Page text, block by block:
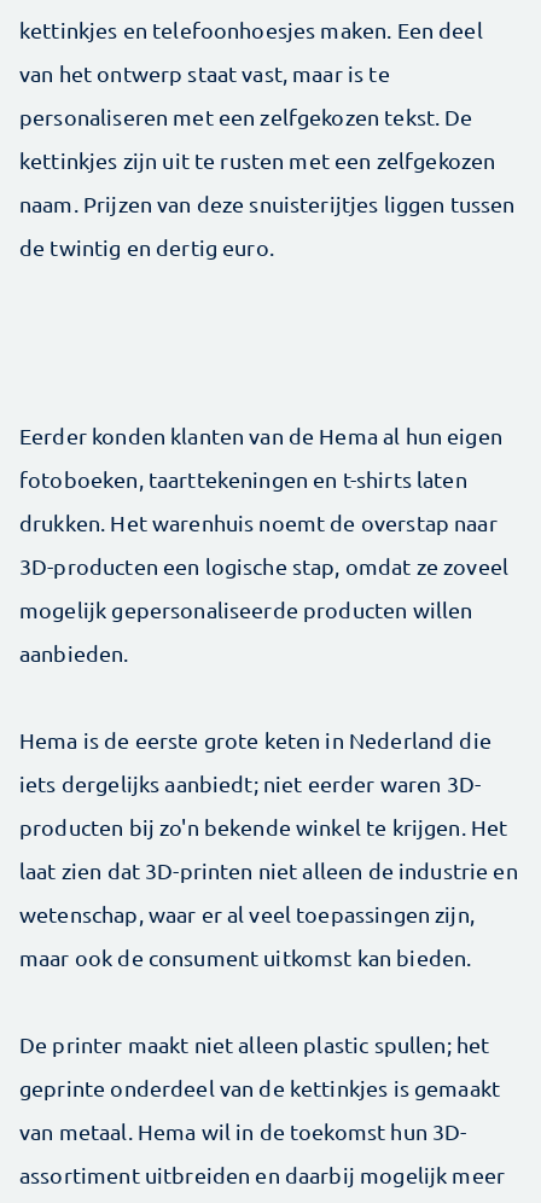
kettinkjes en telefoonhoesjes maken. Een deel
van het ontwerp staat vast, maar is te
personaliseren met een zelfgekozen tekst. De
kettinkjes zijn uit te rusten met een zelfgekozen
naam. Prijzen van deze snuisterijtjes liggen tussen
de twintig en dertig euro.
Eerder konden klanten van de Hema al hun eigen
fotoboeken, taarttekeningen en t-shirts laten
drukken. Het warenhuis noemt de overstap naar
3D-producten een logische stap, omdat ze zoveel
mogelijk gepersonaliseerde producten willen
aanbieden.
Hema is de eerste grote keten in Nederland die
iets dergelijks aanbiedt; niet eerder waren 3D-
producten bij zo'n bekende winkel te krijgen. Het
laat zien dat 3D-printen niet alleen de industrie en
wetenschap, waar er al veel toepassingen zijn,
maar ook de consument uitkomst kan bieden.
De printer maakt niet alleen plastic spullen; het
geprinte onderdeel van de kettinkjes is gemaakt
van metaal. Hema wil in de toekomst hun 3D-
assortiment uitbreiden en daarbij mogelijk meer